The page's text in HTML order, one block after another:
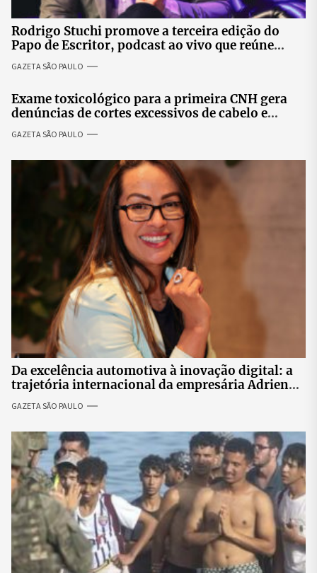
Rodrigo Stuchi promove a terceira edição do
Papo de Escritor, podcast ao vivo que reúne
especialistas para discutir saúde mental e
prosperidade.
GAZETA SÃO PAULO
Exame toxicológico para a primeira CNH gera
denúncias de cortes excessivos de cabelo e
revolta entre candidatas
GAZETA SÃO PAULO
Da excelência automotiva à inovação digital: a
trajetória internacional da empresária Adriene
GAZETA SÃO PAULO